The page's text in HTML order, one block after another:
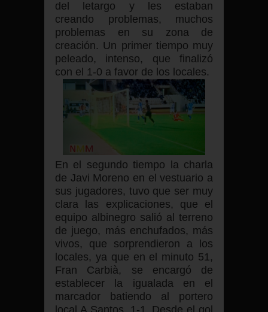
del letargo y les estaban
creando problemas, muchos
problemas en su zona de
creación. Un primer tiempo muy
peleado, intenso, que finalizó
con el 1-0 a favor de los locales.
En el segundo tiempo la charla
de Javi Moreno en el vestuario a
sus jugadores, tuvo que ser muy
clara las explicaciones, que el
equipo albinegro salió al terreno
de juego, más enchufados, más
vivos, que sorprendieron a los
locales, ya que en el minuto 51,
Fran Carbià, se encargó de
establecer la igualada en el
marcador batiendo al portero